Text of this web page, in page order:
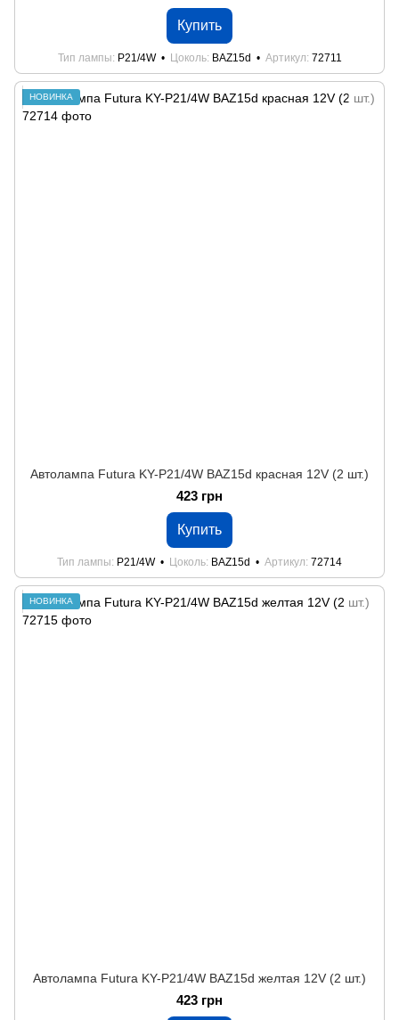
Купить
Тип лампы P21/4W Цоколь BAZ15d Артикул 72711
НОВИНКА
Автолампа Futura KY-P21/4W BAZ15d красная 12V (2 шт.)
423 грн
Купить
Тип лампы P21/4W Цоколь BAZ15d Артикул 72714
НОВИНКА
Автолампа Futura KY-P21/4W BAZ15d желтая 12V (2 шт.)
423 грн